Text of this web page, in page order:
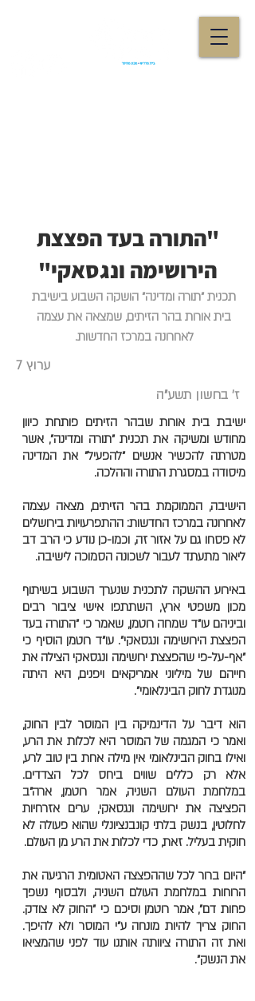
"התורה בעד הפצצת
הירושימה ונגסאקי"
תכנית "תורה ומדינה" הושקה השבוע בישיבת
בית אורות בהר הזיתים, שמצאה את עצמה
לאחרונה במרכז החדשות.
ערוץ 7
ז' בחשון תשע"ה
ישיבת בית אורות שבהר הזיתים פותחת כיוון
מחודש ומשיקה את תכנית "תורה ומדינה", אשר
מטרתה להכשיר אנשים "להפעיל" את המדינה
מיסודה במסגרת התורה וההלכה.
הישיבה, הממוקמת בהר הזיתים, מצאה עצמה
לאחרונה במרכז החדשות: ההתפרעויות בירושלים
לא פסחו גם על אזור זה, וכמו-כן נודע כי הרב דב
ליאור מתעתד לעבור לשכונה הסמוכה לישיבה.
באירוע ההשקה לתכנית שנערך השבוע בשיתוף
מכון משפטי ארץ, השתתפו אישי ציבור רבים
וביניהם עו"ד שמחה רוטמן, שאמר כי "התורה בעד
הפצצת הירושימה ונגסאקי". עו"ד רוטמן הוסיף כי
"אף-על-פי שהפצצת ירושימה ונגסאקי הצילה את
חייהם של מיליוני אמריקאים ויפנים, היא היתה
מנוגדת לחוק הבינלאומי".
הוא דיבר על הדינמיקה בין המוסר לבין החוק,
ואמר כי המגמה של המוסר היא לכלות את הרע,
ואילו בחוק הבינלאומי אין מילה אחת בין טוב לרע,
אלא רק כללים שווים ביחס לכל הצדדים.
במלחמת העולם השניה, אמר רוטמן, ארה"ב
הפציצה את ירושימה ונגסאקי, ערים אזרחיות
לחלוטין, בנשק בלתי קונבנציונלי שהוא פעולה לא
חוקית בעליל. זאת, כדי לכלות את הרע מן העולם.
"היום ברור לכל שההפצצה האטומית הרגיעה את
הרוחות במלחמת העולם השניה, ולבסוף נשפך
פחות דם", אמר רוטמן וסיכם כי "החוק לא צודק.
החוק צריך להיות מונחה ע"י המוסר ולא להיפך.
ואת זה התורה ציוותה אותנו עוד לפני שהמציאו
את הנשק".